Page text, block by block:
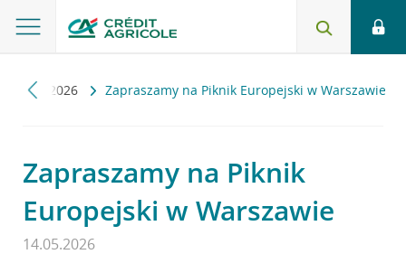
2026 Zapraszamy na Piknik Europejski w Warszawie
Zapraszamy na Piknik
Europejski w Warszawie
14.05.2026